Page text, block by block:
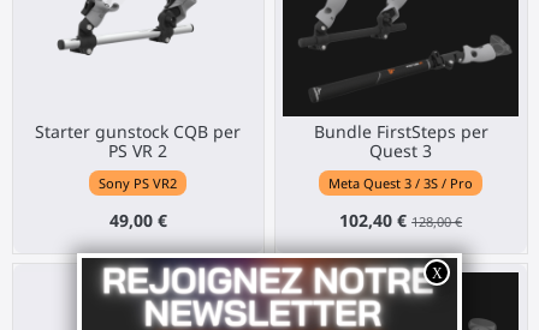
Starter gunstock CQB per
PS VR 2
Sony PS VR2
49,00 €
Bundle FirstSteps per
Quest 3
Meta Quest 3 / 3S / Pro
102,40 €128,00 €
Pacchetto